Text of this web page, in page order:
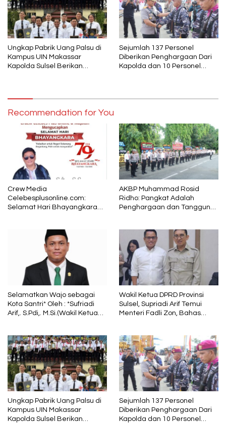
Ungkap Pabrik Uang Palsu di
Kampus UIN Makassar
Kapolda Sulsel Berikan
Sejumlah 137 Personel
Diberikan Penghargaan Dari
Kapolda dan 10 Personel
Recommendation for You
Crew Media
Celebesplusonline.com:
Selamat Hari Bhayangkara
dalam Sunyi dan Terang
AKBP Muhammad Rosid
Ridho: Pangkat Adalah
Penghargaan dan Tanggung
Selamatkan Wajo sebagai
Kota Santri* Oleh : *Sufriadi
Arif,. S.Pdi,. M.Si.(Wakil Ketua
Wakil Ketua DPRD Provinsi
Sulsel, Supriadi Arif Temui
Menteri Fadli Zon, Bahas
Ungkap Pabrik Uang Palsu di
Kampus UIN Makassar
Kapolda Sulsel Berikan
Sejumlah 137 Personel
Diberikan Penghargaan Dari
Kapolda dan 10 Personel